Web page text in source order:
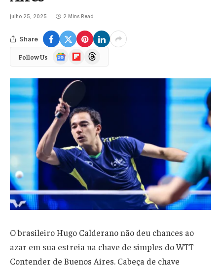
julho 25, 2025 2 Mins Read
Share
Follow Us
Google
News
FlipboardThreads
O brasileiro Hugo Calderano não deu chances ao
azar em sua estreia na chave de simples do WTT
Contender de Buenos Aires. Cabeça de chave